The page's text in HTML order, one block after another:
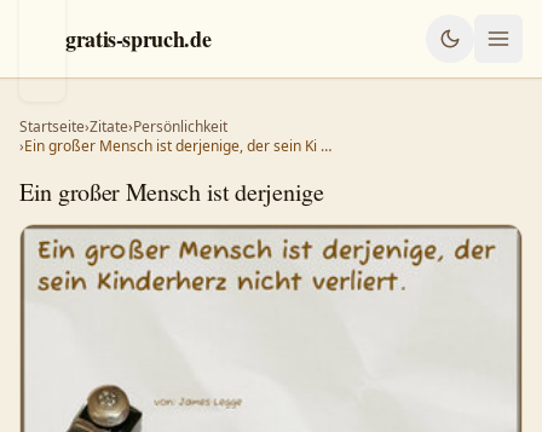
gratis-spruch.de
Startseite›Zitate›Persönlichkeit
›Ein großer Mensch ist derjenige, der sein Ki …
Ein großer Mensch ist derjenige